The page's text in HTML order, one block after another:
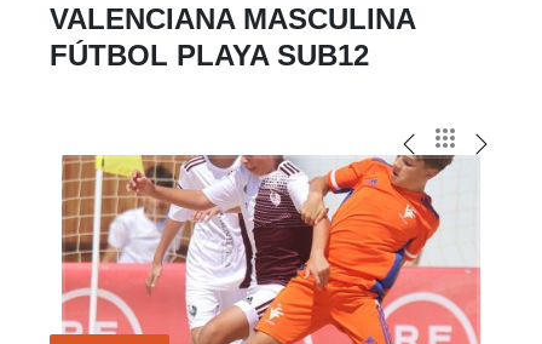
VALENCIANA MASCULINA
FÚTBOL PLAYA SUB12